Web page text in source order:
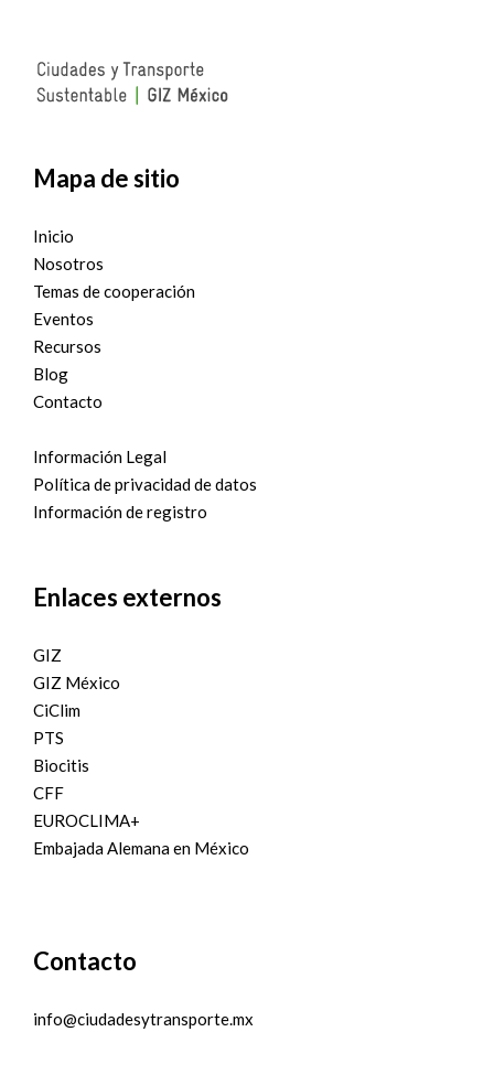
Mapa de sitio
Inicio
Nosotros
Temas de cooperación
Eventos
Recursos
Blog
Contacto
Información Legal
Política de privacidad de datos
Información de registro
Enlaces externos
GIZ
GIZ México
CiClim
PTS
Biocitis
CFF
EUROCLIMA+
Embajada Alemana en México
Contacto
info@ciudadesytransporte.mx